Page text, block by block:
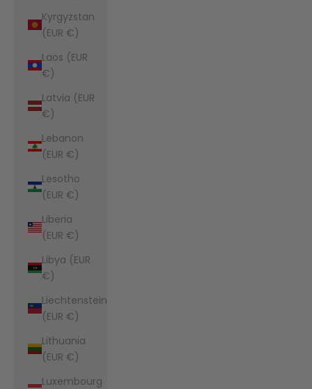
Kyrgyzstan
(EUR €)
Laos (EUR
€)
Latvia (EUR
€)
Lebanon
(EUR €)
Lesotho
(EUR €)
Liberia
(EUR €)
Libya (EUR
€)
Liechtenstein
(EUR €)
Lithuania
(EUR €)
Luxembourg